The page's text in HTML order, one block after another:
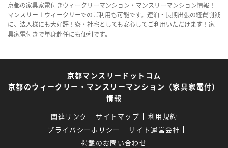
京都の家具家電付きウィークリーマンション・マンスリーマンション情報！
マンスリー＋ウィークリーでのご利用も可能です。連泊・長期出張の経費削減
に、法人様にも大好評！寮・社宅としても安心してご利用いただけます！家
具家電付きで単身赴任にも便利です。
京都マンスリードットコム
京都のウィークリー・マンスリーマンション（家具家電付）
情報
関連リンク サイトマップ
利用規約
プライバシーポリシー
サイト運営会社
掲載のお問い合わせ